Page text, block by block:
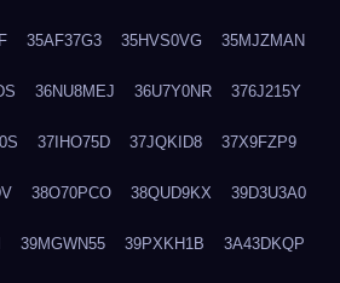
35AF37G3 35HVS0VG 35MJZMAN
36NU8MEJ 36U7Y0NR 376J215Y
37IHO75D 37JQKID8 37X9FZP9
38O70PCO 38QUD9KX 39D3U3A0
39MGWN55 39PXKH1B 3A43DKQP